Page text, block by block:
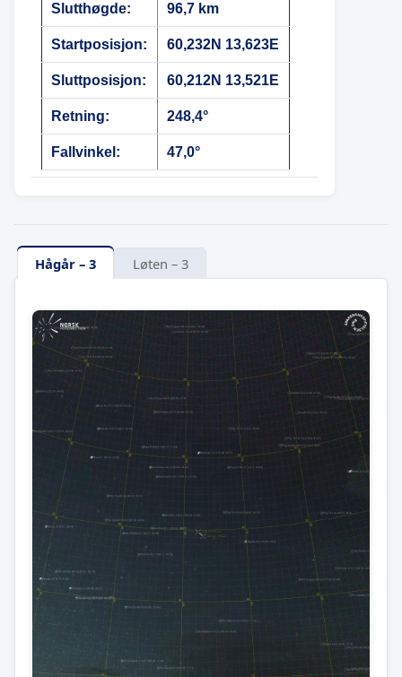
Slutthøgde: 96,7 km
Startposisjon: 60,232N 13,623E
Sluttposisjon: 60,212N 13,521E
Retning: 248,4°
Fallvinkel: 47,0°
Hågår – 3 Løten – 3